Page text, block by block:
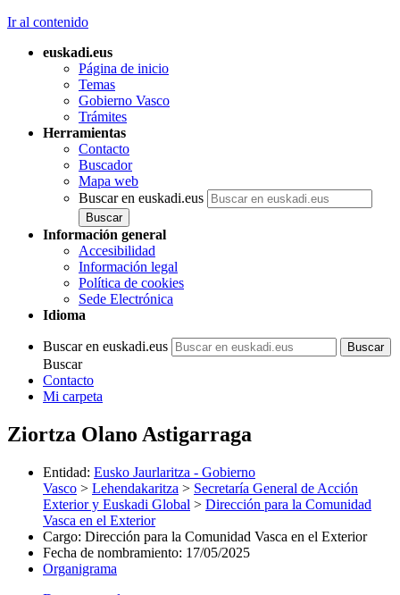
Ir al contenido
euskadi.eus
Página de inicio
Temas
Gobierno Vasco
Trámites
Herramientas
Contacto
Buscador
Mapa web
Buscar en euskadi.eus
Información general
Accesibilidad
Información legal
Política de cookies
Sede Electrónica
Idioma
Buscar en euskadi.eus
Buscar
Contacto
Mi carpeta
Ziortza Olano Astigarraga
Entidad: Eusko Jaurlaritza - Gobierno
Vasco > Lehendakaritza > Secretaría General de Acción
Exterior y Euskadi Global > Dirección para la Comunidad
Vasca en el Exterior
Cargo: Dirección para la Comunidad Vasca en el Exterior
Fecha de nombramiento: 17/05/2025
Organigrama